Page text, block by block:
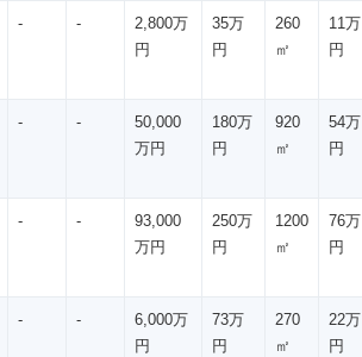
- -
2,800万
円
35万
円
260
㎡
11万
円
- -
50,000
万円
180万
円
920
㎡
54万
円
- -
93,000
万円
250万
円
1200
㎡
76万
円
- -
6,000万
円
73万
円
270
㎡
22万
円